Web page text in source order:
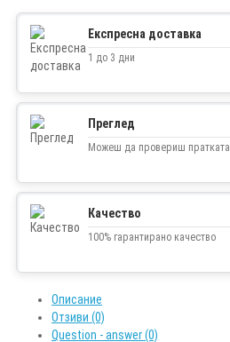
Експресна доставка
1 до 3 дни
Преглед
Можеш да провериш пратката
Качество
100% гарантирано качество
Описание
Отзиви (0)
Question - answer (0)